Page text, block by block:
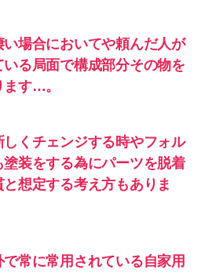
場合においてや頼んだ人が
る局面で構成部分その物を
す…。
くチェンジする時やフォル
装をする為にパーツを脱着
想定する考え方もありま
常に常用されている自家用